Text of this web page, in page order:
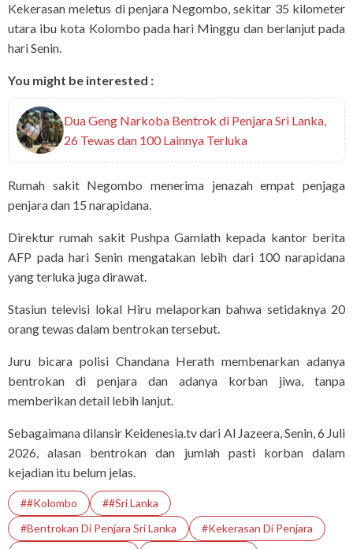
Kekerasan meletus di penjara Negombo, sekitar 35 kilometer
utara ibu kota Kolombo pada hari Minggu dan berlanjut pada
hari Senin.
You might be interested :
Dua Geng Narkoba Bentrok di Penjara Sri Lanka,
26 Tewas dan 100 Lainnya Terluka
Rumah sakit Negombo menerima jenazah empat penjaga
penjara dan 15 narapidana.
Direktur rumah sakit Pushpa Gamlath kepada kantor berita
AFP pada hari Senin mengatakan lebih dari 100 narapidana
yang terluka juga dirawat.
Stasiun televisi lokal Hiru melaporkan bahwa setidaknya 20
orang tewas dalam bentrokan tersebut.
Juru bicara polisi Chandana Herath membenarkan adanya
bentrokan di penjara dan adanya korban jiwa, tanpa
memberikan detail lebih lanjut.
Sebagaimana dilansir Keidenesia.tv dari Al Jazeera, Senin, 6 Juli
2026, alasan bentrokan dan jumlah pasti korban dalam
kejadian itu belum jelas.
##Kolombo
##Sri Lanka
#Bentrokan Di Penjara Sri Lanka
#Kekerasan Di Penjara